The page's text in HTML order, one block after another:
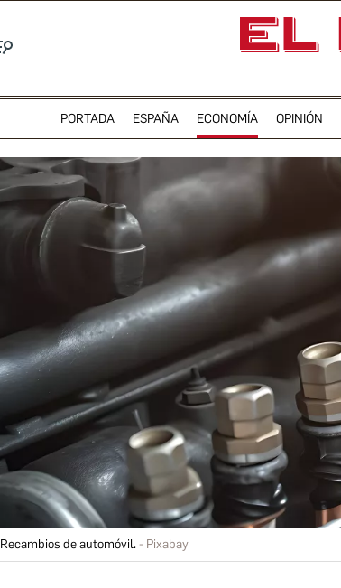
PORTADA ESPAÑA ECONOMÍA OPINIÓN
Recambios de automóvil. Pixabay